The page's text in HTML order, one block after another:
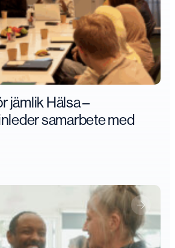
jämlik Hälsa –
samarbete med